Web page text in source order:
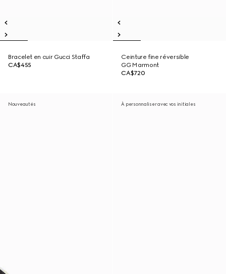
Bracelet en cuir Gucci Staffa
CA$455
Ceinture fine réversible
GG Marmont
CA$720
Nouveautés À personnaliser avec vos initiales